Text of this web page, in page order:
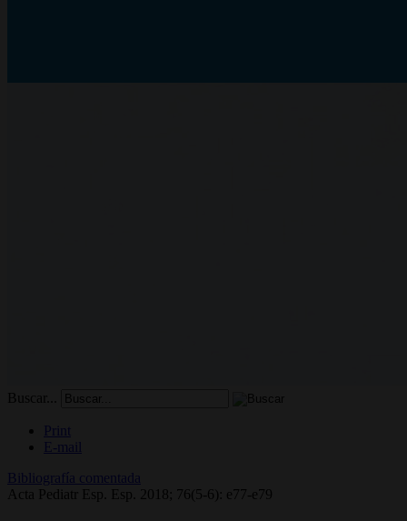
Buscar...
Print
E-mail
Bibliografía comentada
Acta Pediatr Esp. Esp. 2018; 76(5-6): e77-e79